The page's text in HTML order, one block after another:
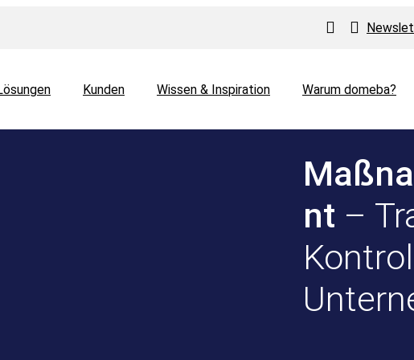
Kunden Wissen & Inspiration Warum domeba?
nt –